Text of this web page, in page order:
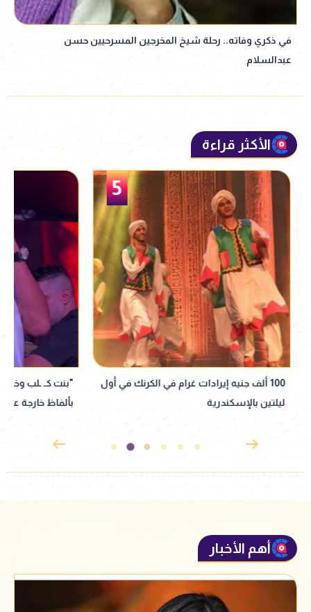
في ذكري وفاته.. رحلة شيخ المخرجين المسرحيين حسن
عبدالسلام
الأكثر قراءة
5
100 ألف جنيه إيرادات غرام في الكرنك في أول
ليلتين بالإسكندرية
"بنت كـ ـلب
بألفاظ خارجة على
أهم الأخبار